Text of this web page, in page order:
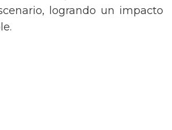
logrando un impacto